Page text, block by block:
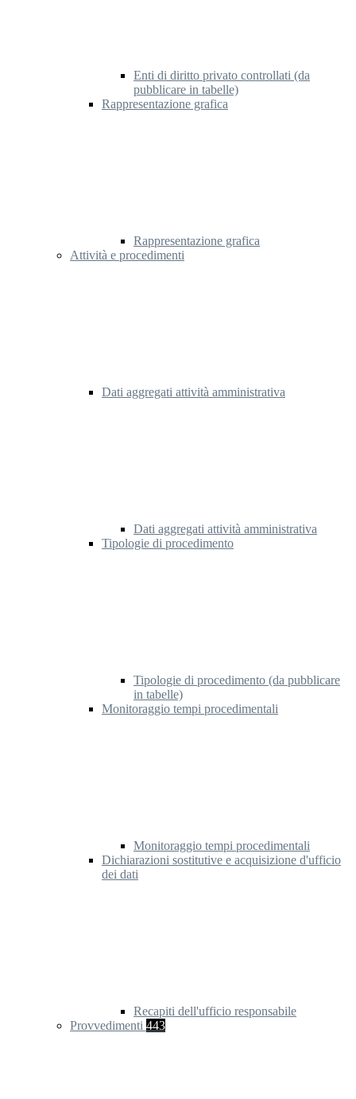
Enti di diritto privato controllati (da
pubblicare in tabelle)
Rappresentazione grafica
Rappresentazione grafica
Attività e procedimenti
Dati aggregati attività amministrativa
Dati aggregati attività amministrativa
Tipologie di procedimento
Tipologie di procedimento (da pubblicare
in tabelle)
Monitoraggio tempi procedimentali
Monitoraggio tempi procedimentali
Dichiarazioni sostitutive e acquisizione d'ufficio
dei dati
Recapiti dell'ufficio responsabile
Provvedimenti 443